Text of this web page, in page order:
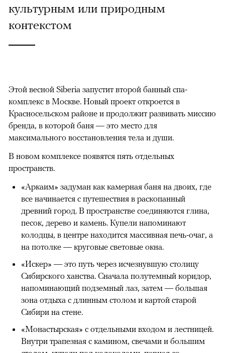
культурным или природным
контекстом
Этой весной Siberia запустит второй банный спа-
комплекс в Москве. Новый проект откроется в
Красносельском районе и продолжит развивать миссию
бренда, в которой баня — это место для
максимального восстановления тела и души.
В новом комплексе появятся пять отдельных
пространств.
«Аркаим» задуман как камерная баня на двоих, где
все начинается с путешествия в раскопанный
древний город. В пространстве соединяются глина,
песок, дерево и камень. Купели напоминают
колодцы, в центре находится массивная печь-очаг, а
на потолке — круговые световые окна.
«Искер» — это путь через исчезнувшую столицу
Сибирского ханства. Сначала полутемный коридор,
напоминающий подземный лаз, затем — большая
зона отдыха с длинным столом и картой старой
Сибири на стене.
«Монастырская» с отдельными входом и лестницей.
Внутри трапезная с камином, свечами и большим